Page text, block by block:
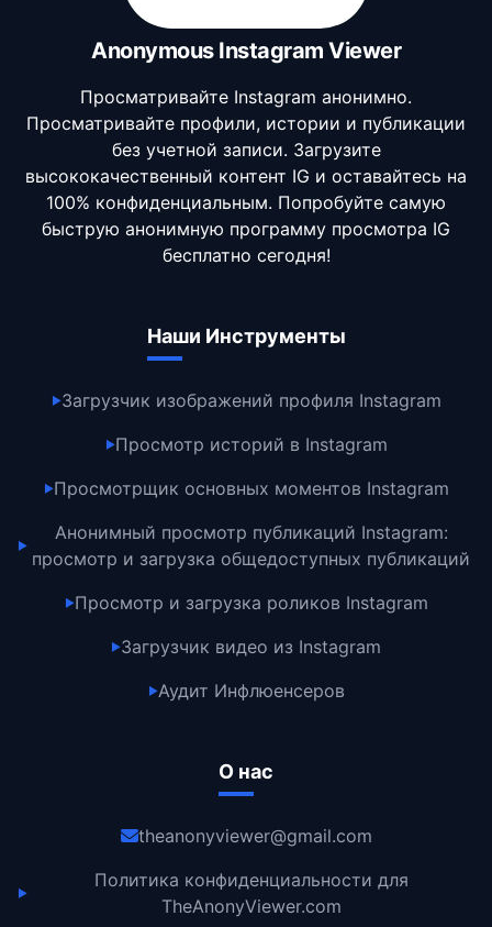
Anonymous Instagram Viewer
Просматривайте Instagram анонимно.
Просматривайте профили, истории и публикации
без учетной записи. Загрузите
высококачественный контент IG и оставайтесь на
100% конфиденциальным. Попробуйте самую
быструю анонимную программу просмотра IG
бесплатно сегодня!
Наши Инструменты
▶Загрузчик изображений профиля Instagram
▶Просмотр историй в Instagram
▶Просмотрщик основных моментов Instagram
▶
Анонимный просмотр публикаций Instagram:
просмотр и загрузка общедоступных публикаций
▶Просмотр и загрузка роликов Instagram
▶Загрузчик видео из Instagram
▶Аудит Инфлюенсеров
О нас
theanonyviewer@gmail.com
▶
Политика конфиденциальности для
TheAnonyViewer.com